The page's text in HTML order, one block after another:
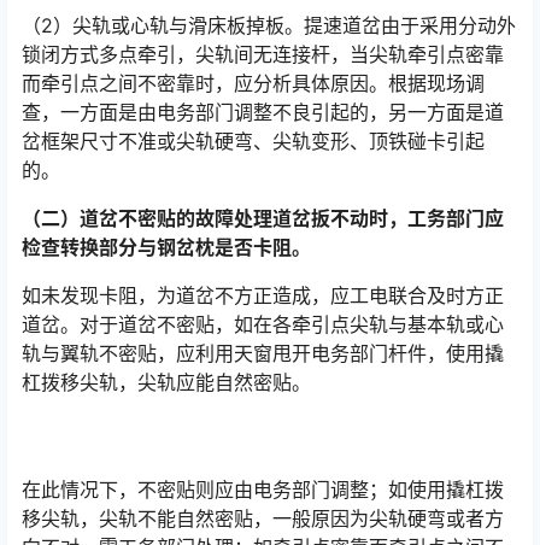
（2）尖轨或心轨与滑床板掉板。提速道岔由于采用分动外
锁闭方式多点牵引，尖轨间无连接杆，当尖轨牵引点密靠
而牵引点之间不密靠时，应分析具体原因。根据现场调
查，一方面是由电务部门调整不良引起的，另一方面是道
岔框架尺寸不准或尖轨硬弯、尖轨变形、顶铁碰卡引起
的。󠅅󠅃󠄵󠅂󠄪󠇖󠆨󠆨󠇕󠆞󠆒󠅬󠇘󠆭󠆘󠇙󠆝󠅵󠇗󠆭󠆁󠄐󠇗󠅹󠅸󠇖󠆍󠅳󠇖󠅹󠅰󠇖󠆌󠅹
（二）道岔不密贴的故障处理道岔扳不动时，工务部门应
检查转换部分与钢岔枕是否卡阻。
如未发现卡阻，为道岔不方正造成，应工电联合及时方正
道岔。对于道岔不密贴，如在各牵引点尖轨与基本轨或心
轨与翼轨不密贴，应利用天窗甩开电务部门杆件，使用撬
杠拨移尖轨，尖轨应能自然密贴。󠅅󠅃󠄵󠅂󠄪󠇖󠆨󠆨󠇕󠆞󠆒󠅬󠇘󠆭󠆘󠇙󠆝󠅵󠇗󠆭󠆁󠄐󠇗󠅹󠅸󠇖󠆍󠅳󠇖󠅹󠅰󠇖󠆌󠅹
在此情况下，不密贴则应由电务部门调整；如使用撬杠拨
移尖轨，尖轨不能自然密贴，一般原因为尖轨硬弯或者方